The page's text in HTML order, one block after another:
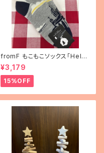
fromF もこもこソックス「Helsi
nki（ヘルシンキ）」
¥3,179
15%OFF